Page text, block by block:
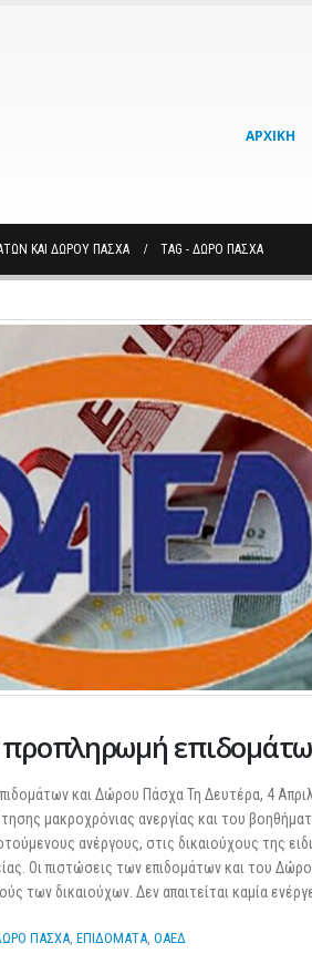
ΑΡΧΙΚΉ
ΚΑΙ ΔΏΡΟΥ ΠΆΣΧΑ TAG - ΔΩΡΟ ΠΑΣΧΑ
προπληρωμή
και Δώρου Πάσχα Τη Δευτέρα, 4
μακροχρόνιας ανεργίας και του
ανέργους, στις δικαιούχους της
Οι πιστώσεις των επιδομάτων και του
των δικαιούχων. Δεν απαιτείται καμία
ΠΑΣΧΑ, ΕΠΙΔΟΜΑΤΑ, ΟΑΕΔ
2
Σε λειτουργία το νέο
για την υποστήριξη των
εμπορικών επιχειρήσεων
Παράταση της υποχρεωτικής
έναρξης της ηλεκτρονικής
τιμολόγησης
26 Φεβρουαρίου 2026
Προς μείωση της προκαταβολής